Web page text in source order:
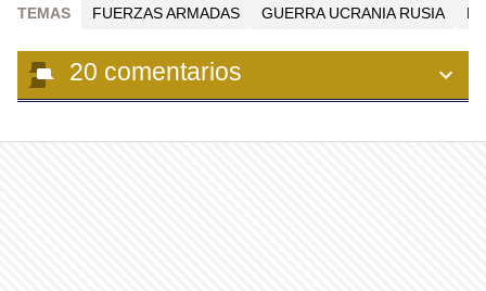
TEMAS FUERZAS ARMADAS GUERRA UCRANIA RUSIA
20 comentarios